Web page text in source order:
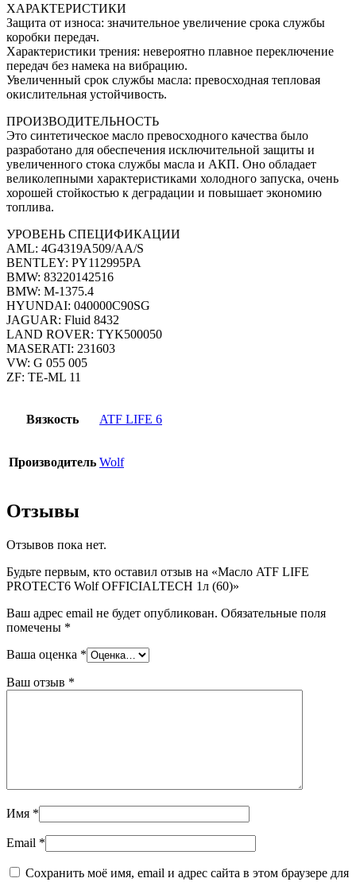
ХАРАКТЕРИСТИКИ
Защита от износа: значительное увеличение срока службы
коробки передач.
Характеристики трения: невероятно плавное переключение
передач без намека на вибрацию.
Увеличенный срок службы масла: превосходная тепловая
окислительная устойчивость.
ПРОИЗВОДИТЕЛЬНОСТЬ
Это синтетическое масло превосходного качества было
разработано для обеспечения исключительной защиты и
увеличенного стока службы масла и АКП. Оно обладает
великолепными характеристиками холодного запуска, очень
хорошей стойкостью к деградации и повышает экономию
топлива.
УРОВЕНЬ СПЕЦИФИКАЦИИ
AML: 4G4319A509/AA/S
BENTLEY: PY112995PA
BMW: 83220142516
BMW: M-1375.4
HYUNDAI: 040000C90SG
JAGUAR: Fluid 8432
LAND ROVER: TYK500050
MASERATI: 231603
VW: G 055 005
ZF: TE-ML 11
Вязкость ATF LIFE 6
Производитель Wolf
Отзывы
Отзывов пока нет.
Будьте первым, кто оставил отзыв на «Масло ATF LIFE
PROTECT6 Wolf OFFICIALTECH 1л (60)»
Ваш адрес email не будет опубликован. Обязательные поля
помечены *
Ваша оценка *
Ваш отзыв *
Имя *
Email *
Сохранить моё имя, email и адрес сайта в этом браузере для